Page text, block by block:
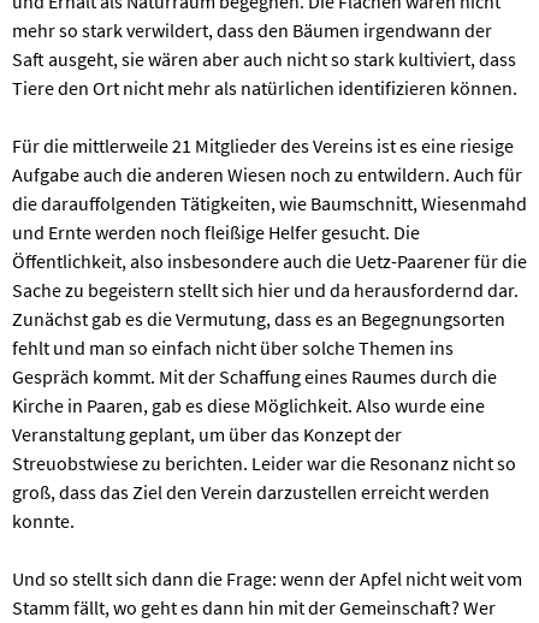
mehr so stark verwildert, dass den Bäumen irgendwann der
Saft ausgeht, sie wären aber auch nicht so stark kultiviert, dass
Tiere den Ort nicht mehr als natürlichen identifizieren können.
Für die mittlerweile 21 Mitglieder des Vereins ist es eine riesige
Aufgabe auch die anderen Wiesen noch zu entwildern. Auch für
die darauffolgenden Tätigkeiten, wie Baumschnitt, Wiesenmahd
und Ernte werden noch fleißige Helfer gesucht. Die
Öffentlichkeit, also insbesondere auch die Uetz-Paarener für die
Sache zu begeistern stellt sich hier und da herausfordernd dar.
Zunächst gab es die Vermutung, dass es an Begegnungsorten
fehlt und man so einfach nicht über solche Themen ins
Gespräch kommt. Mit der Schaffung eines Raumes durch die
Kirche in Paaren, gab es diese Möglichkeit. Also wurde eine
Veranstaltung geplant, um über das Konzept der
Streuobstwiese zu berichten. Leider war die Resonanz nicht so
groß, dass das Ziel den Verein darzustellen erreicht werden
konnte.
Und so stellt sich dann die Frage: wenn der Apfel nicht weit vom
Stamm fällt, wo geht es dann hin mit der Gemeinschaft? Wer